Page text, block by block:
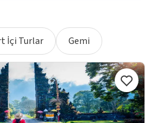
İçi Turlar Gemi